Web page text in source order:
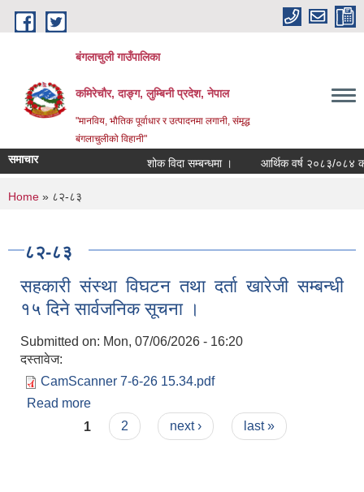
Skip to main content
बंगलाचुली गाउँपालिका
कमिरेचौर, दाङ्ग, लुम्बिनी प्रदेश, नेपाल
"मानविय, भौतिक पूर्वाधार र उत्पादनमा लगानी, संमृद्ध
बंगलाचुलीको विहानी"
समाचार शोक विदा सम्बन्धमा । आर्थिक वर्ष २०८३/०८४ का
You are here
Home » ८२-८३
८२-८३
सहकारी संस्था विघटन तथा दर्ता खारेजी सम्बन्धी
१५ दिने सार्वजनिक सूचना ।
Submitted on: Mon, 07/06/2026 - 16:20
दस्तावेज:
CamScanner 7-6-26 15.34.pdf
Read more
दिने सार्वजनिक सूचना ।
Pages
1 2 next › last »